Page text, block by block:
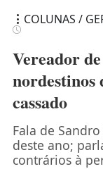
COLUNAS /
Vereador
nordestinos
cassado
Fala de
deste ano;
contrários à